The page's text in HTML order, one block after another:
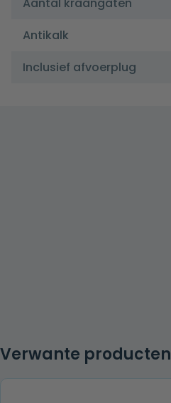
Aantal kraangaten
Antikalk
Inclusief afvoerplug
Verwante producten